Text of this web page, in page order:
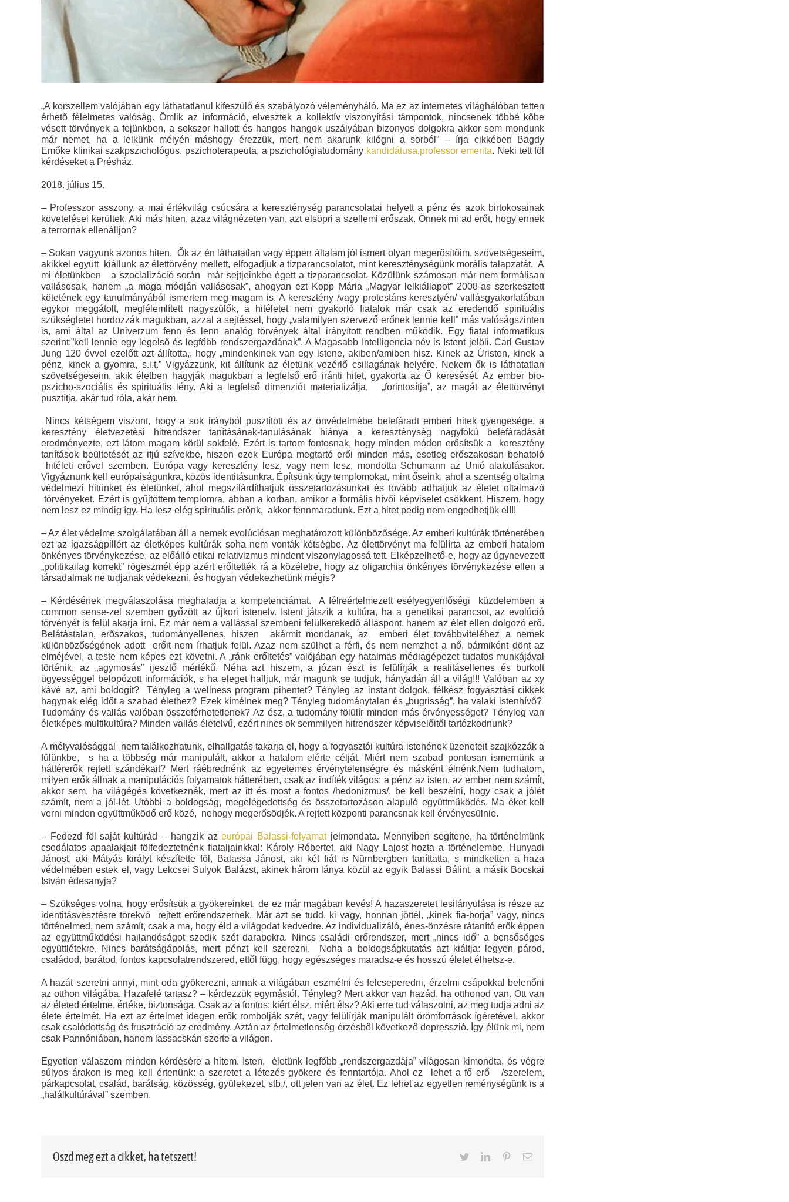
„A korszellem valójában egy láthatatlanul kifeszülő és szabályozó véleményháló. Ma ez az internetes világhálóban tetten
érhető félelmetes valóság. Ömlik az információ, elvesztek a kollektív viszonyítási támpontok, nincsenek többé kőbe
vésett törvények a fejünkben, a sokszor hallott és hangos hangok uszályában bizonyos dolgokra akkor sem mondunk
már nemet, ha a lelkünk mélyén máshogy érezzük, mert nem akarunk kilógni a sorból” – írja cikkében Bagdy
Emőke klinikai szakpszichológus, pszichoterapeuta, a pszichológiatudomány kandidátusa,professor emerita. Neki tett föl
kérdéseket a Présház.
2018. július 15.
– Professzor asszony, a mai értékvilág csúcsára a kereszténység parancsolatai helyett a pénz és azok birtokosainak
követelései kerültek. Aki más hiten, azaz világnézeten van, azt elsöpri a szellemi erőszak. Önnek mi ad erőt, hogy ennek
a terrornak ellenálljon?
– Sokan vagyunk azonos hiten, Ők az én láthatatlan vagy éppen általam jól ismert olyan megerősítőim, szövetségeseim,
akikkel együtt kiállunk az élettörvény mellett, elfogadjuk a tízparancsolatot, mint kereszténységünk morális talapzatát. A
mi életünkben a szocializáció során már sejtjeinkbe égett a tízparancsolat. Közülünk számosan már nem formálisan
vallásosak, hanem „a maga módján vallásosak”, ahogyan ezt Kopp Mária „Magyar lelkiállapot” 2008-as szerkesztett
kötetének egy tanulmányából ismertem meg magam is. A keresztény /vagy protestáns keresztyén/ vallásgyakorlatában
egykor meggátolt, megfélemlített nagyszülők, a hitéletet nem gyakorló fiatalok már csak az eredendő spirituális
szükségletet hordozzák magukban, azzal a sejtéssel, hogy „valamilyen szervező erőnek lennie kell” más valóságszinten
is, ami által az Univerzum fenn és lenn analóg törvények által irányított rendben működik. Egy fiatal informatikus
szerint:”kell lennie egy legelső és legfőbb rendszergazdának”. A Magasabb Intelligencia név is Istent jelöli. Carl Gustav
Jung 120 évvel ezelőtt azt állította,, hogy „mindenkinek van egy istene, akiben/amiben hisz. Kinek az Úristen, kinek a
pénz, kinek a gyomra, s.i.t.” Vigyázzunk, kit állítunk az életünk vezérlő csillagának helyére. Nekem ők is láthatatlan
szövetségeseim, akik életben hagyják magukban a legfelső erő iránti hitet, gyakorta az Ő keresését. Az ember bio-
pszicho-szociális és spirituális lény. Aki a legfelső dimenziót materializálja, „forintosítja”, az magát az élettörvényt
pusztítja, akár tud róla, akár nem.
Nincs kétségem viszont, hogy a sok irányból pusztított és az önvédelmébe belefáradt emberi hitek gyengesége, a
keresztény életvezetési hitrendszer tanításának-tanulásának hiánya a kereszténység nagyfokú belefáradását
eredményezte, ezt látom magam körül sokfelé. Ezért is tartom fontosnak, hogy minden módon erősítsük a keresztény
tanítások beültetését az ifjú szívekbe, hiszen ezek Európa megtartó erői minden más, esetleg erőszakosan behatoló
hitéleti erővel szemben. Európa vagy keresztény lesz, vagy nem lesz, mondotta Schumann az Unió alakulásakor.
Vigyáznunk kell európaiságunkra, közös identitásunkra. Építsünk úgy templomokat, mint őseink, ahol a szentség oltalma
védelmezi hitünket és életünket, ahol megszilárdíthatjuk összetartozásunkat és tovább adhatjuk az életet oltalmazó
törvényeket. Ezért is gyűjtöttem templomra, abban a korban, amikor a formális hívői képviselet csökkent. Hiszem, hogy
nem lesz ez mindig így. Ha lesz elég spirituális erőnk, akkor fennmaradunk. Ezt a hitet pedig nem engedhetjük el!!!
– Az élet védelme szolgálatában áll a nemek evolúciósan meghatározott különbözősége. Az emberi kultúrák történetében
ezt az igazságpillért az életképes kultúrák soha nem vonták kétségbe. Az élettörvényt ma felülírta az emberi hatalom
önkényes törvénykezése, az előálló etikai relativizmus mindent viszonylagossá tett. Elképzelhető-e, hogy az úgynevezett
„politikailag korrekt” rögeszmét épp azért erőltették rá a közéletre, hogy az oligarchia önkényes törvénykezése ellen a
társadalmak ne tudjanak védekezni, és hogyan védekezhetünk mégis?
– Kérdésének megválaszolása meghaladja a kompetenciámat. A félreértelmezett esélyegyenlőségi küzdelemben a
common sense-zel szemben győzött az újkori istenelv. Istent játszik a kultúra, ha a genetikai parancsot, az evolúció
törvényét is felül akarja írni. Ez már nem a vallással szembeni felülkerekedő álláspont, hanem az élet ellen dolgozó erő.
Belátástalan, erőszakos, tudományellenes, hiszen akármit mondanak, az emberi élet továbbviteléhez a nemek
különbözőségének adott erőit nem írhatjuk felül. Azaz nem szülhet a férfi, és nem nemzhet a nő, bármiként dönt az
elméjével, a teste nem képes ezt követni. A „ránk erőltetés” valójában egy hatalmas médiagépezet tudatos munkájával
történik, az „agymosás” ijesztő mértékű. Néha azt hiszem, a józan észt is felülírják a realitásellenes és burkolt
ügyességgel belopózott információk, s ha eleget halljuk, már magunk se tudjuk, hányadán áll a világ!!! Valóban az xy
kávé az, ami boldogít? Tényleg a wellness program pihentet? Tényleg az instant dolgok, félkész fogyasztási cikkek
hagynak elég időt a szabad élethez? Ezek kímélnek meg? Tényleg tudománytalan és „bugrisság”, ha valaki istenhívő?
Tudomány és vallás valóban összeférhetetlenek? Az ész, a tudomány fölülír minden más érvényességet? Tényleg van
életképes multikultúra? Minden vallás életelvű, ezért nincs ok semmilyen hitrendszer képviselőitől tartózkodnunk?
A mélyvalósággal nem találkozhatunk, elhallgatás takarja el, hogy a fogyasztói kultúra istenének üzeneteit szajkózzák a
fülünkbe, s ha a többség már manipulált, akkor a hatalom elérte célját. Miért nem szabad pontosan ismernünk a
háttérerők rejtett szándékait? Mert ráébrednénk az egyetemes érvénytelenségre és másként élnénk.Nem tudhatom,
milyen erők állnak a manipulációs folyamatok hátterében, csak az indíték világos: a pénz az isten, az ember nem számít,
akkor sem, ha világégés következnék, mert az itt és most a fontos /hedonizmus/, be kell beszélni, hogy csak a jólét
számít, nem a jól-lét. Utóbbi a boldogság, megelégedettség és összetartozáson alapuló együttműködés. Ma éket kell
verni minden együttműködő erő közé, nehogy megerősödjék. A rejtett központi parancsnak kell érvényesülnie.
– Fedezd föl saját kultúrád – hangzik azeurópai Balassi-folyamatjelmondata. Mennyiben segítene, ha történelmünk
csodálatos apaalakjait fölfedeztetnénk fiataljainkkal: Károly Róbertet, aki Nagy Lajost hozta a történelembe, Hunyadi
Jánost, aki Mátyás királyt készítette föl, Balassa Jánost, aki két fiát is Nürnbergben taníttatta, s mindketten a haza
védelmében estek el, vagy Lekcsei Sulyok Balázst, akinek három lánya közül az egyik Balassi Bálint, a másik Bocskai
István édesanyja?
– Szükséges volna, hogy erősítsük a gyökereinket, de ez már magában kevés! A hazaszeretet lesilányulása is része az
identitásvesztésre törekvő rejtett erőrendszernek. Már azt se tudd, ki vagy, honnan jöttél, „kinek fia-borja” vagy, nincs
történelmed, nem számít, csak a ma, hogy éld a világodat kedvedre. Az individualizáló, énes-önzésre rátanító erők éppen
az együttműködési hajlandóságot szedik szét darabokra. Nincs családi erőrendszer, mert „nincs idő” a bensőséges
együttlétekre, Nincs barátságápolás, mert pénzt kell szerezni. Noha a boldogságkutatás azt kiáltja: legyen párod,
családod, barátod, fontos kapcsolatrendszered, ettől függ, hogy egészséges maradsz-e és hosszú életet élhetsz-e.
A hazát szeretni annyi, mint oda gyökerezni, annak a világában eszmélni és felcseperedni, érzelmi csápokkal belenőni
az otthon világába. Hazafelé tartasz? – kérdezzük egymástól. Tényleg? Mert akkor van hazád, ha otthonod van. Ott van
az életed értelme, értéke, biztonsága. Csak az a fontos: kiért élsz, miért élsz? Aki erre tud válaszolni, az meg tudja adni az
élete értelmét. Ha ezt az értelmet idegen erők rombolják szét, vagy felülírják manipulált örömforrások ígéretével, akkor
csak csalódottság és frusztráció az eredmény. Aztán az értelmetlenség érzésből következő depresszió. Így élünk mi, nem
csak Pannóniában, hanem lassacskán szerte a világon.
Egyetlen válaszom minden kérdésére a hitem. Isten, életünk legfőbb „rendszergazdája” világosan kimondta, és végre
súlyos árakon is meg kell értenünk: a szeretet a létezés gyökere és fenntartója. Ahol ez lehet a fő erő /szerelem,
párkapcsolat, család, barátság, közösség, gyülekezet, stb./, ott jelen van az élet. Ez lehet az egyetlen reménységünk is a
„halálkultúrával” szemben.
Oszd meg ezt a cikket, ha tetszett! TwitterLinkedInPinterestEmail